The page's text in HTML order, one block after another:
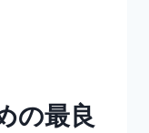
の最良